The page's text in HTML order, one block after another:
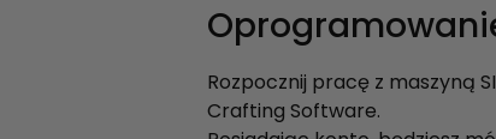
Rozpocznij pracę z maszyną
Crafting Software.